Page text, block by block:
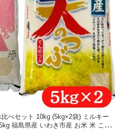
べセット 10kg (5kg×2袋) ミルキー
福島県産 いわき市産 お米 米 こめ